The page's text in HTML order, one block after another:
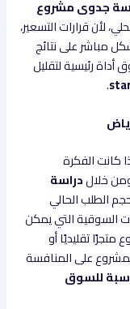
جدوى مشروع
لأن قرارات التسعير،
مباشر على نتائج
أداة رئيسية لتقليل
.
كانت الفكرة
خلالدراسة
الطلب الحالي
السوقية التي يمكن
تقليديًا أو
على المنافسة
للسوق